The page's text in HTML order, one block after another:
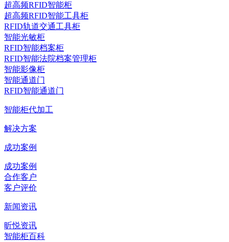
超高频RFID智能柜
超高频RFID智能工具柜
RFID轨道交通工具柜
智能光敏柜
RFID智能档案柜
RFID智能法院档案管理柜
智能影像柜
智能通道门
RFID智能通道门
智能柜代加工
解决方案
成功案例
成功案例
合作客户
客户评价
新闻资讯
昕悦资讯
智能柜百科